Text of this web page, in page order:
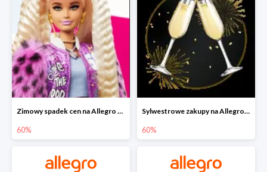
Zimowy spadek cen na Allegro - lalki Barbie do -60%
60%
Sylwestrowe zakupy na Allegro do -60%
60%